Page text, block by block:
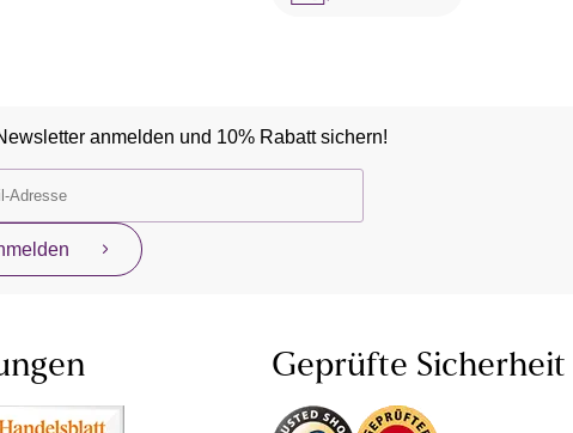
anmelden und 10% Rabatt sichern!
Geprüfte Sicherheit